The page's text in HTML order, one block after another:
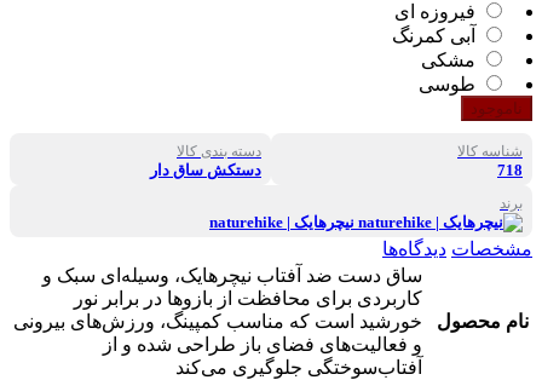
فیروزه ای
آبی کمرنگ
مشکی
طوسی
ناموجود
شناسه کالا
718
دسته بندی کالا
دستکش ساق دار
برند
نیچرهایک | naturehike
مشخصات دیدگاه‌ها
نام محصول
ساق دست ضد آفتاب نیچرهایک، وسیله‌ای سبک و
کاربردی برای محافظت از بازوها در برابر نور
خورشید است که مناسب کمپینگ، ورزش‌های بیرونی
و فعالیت‌های فضای باز طراحی شده و از
آفتاب‌سوختگی جلوگیری می‌کند